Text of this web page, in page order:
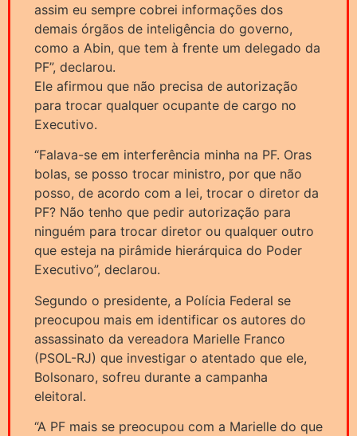
assim eu sempre cobrei informações dos
demais órgãos de inteligência do governo,
como a Abin, que tem à frente um delegado da
PF”, declarou.
Ele afirmou que não precisa de autorização
para trocar qualquer ocupante de cargo no
Executivo.
“Falava-se em interferência minha na PF. Oras
bolas, se posso trocar ministro, por que não
posso, de acordo com a lei, trocar o diretor da
PF? Não tenho que pedir autorização para
ninguém para trocar diretor ou qualquer outro
que esteja na pirâmide hierárquica do Poder
Executivo”, declarou.
Segundo o presidente, a Polícia Federal se
preocupou mais em identificar os autores do
assassinato da vereadora Marielle Franco
(PSOL-RJ) que investigar o atentado que ele,
Bolsonaro, sofreu durante a campanha
eleitoral.
“A PF mais se preocupou com a Marielle do que